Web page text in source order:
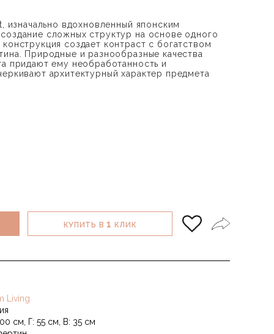
изначально вдохновленный японским
сложных структур на основе одного
создает контраст с богатством
Природные и разнообразные качества
придают ему необработанность и
архитектурный характер предмета
КУПИТЬ В1 КЛИК
Living
см, Г: 55 см, В: 35 см